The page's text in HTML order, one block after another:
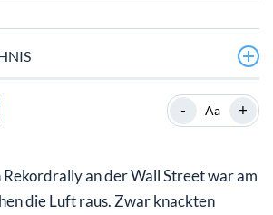
& Einzelaktien: Gewinner,
- Aa +
an der Wall Street war am
die Luft raus. Zwar knackten